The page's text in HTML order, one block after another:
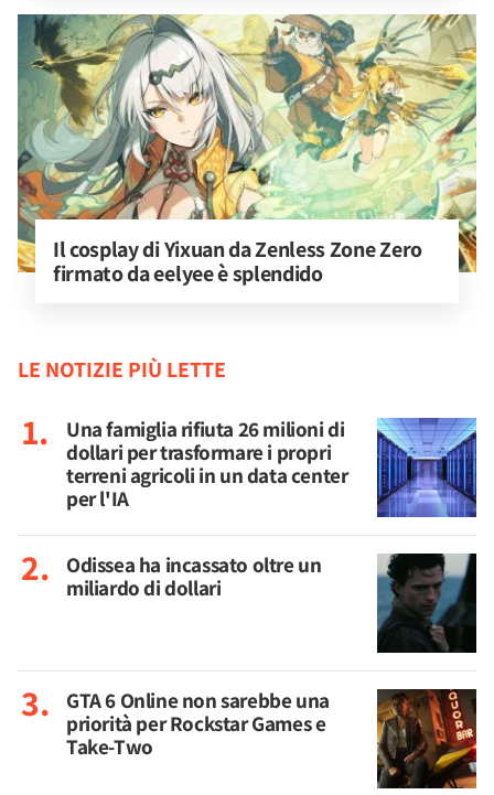
Il cosplay di Yixuan da Zenless Zone Zero
firmato da eelyee è splendido
LE NOTIZIE PIÙ LETTE
Una famiglia rifiuta 26 milioni di
dollari per trasformare i propri
terreni agricoli in un data center
per l'IA
Odissea ha incassato oltre un
miliardo di dollari
GTA 6 Online non sarebbe una
priorità per Rockstar Games e
Take-Two